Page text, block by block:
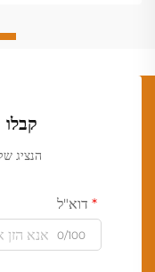
הנציג
דוא"ל
0/100